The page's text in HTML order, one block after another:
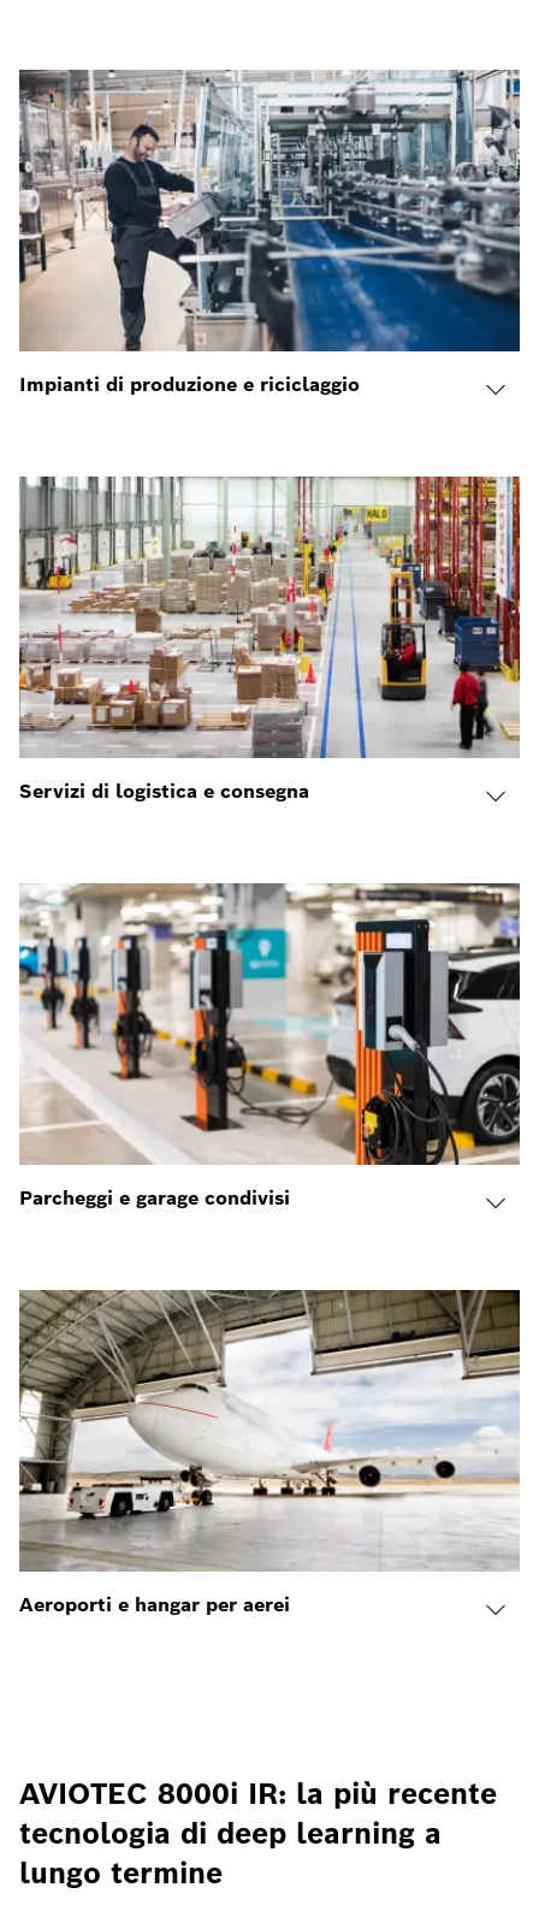
Impianti di produzione e riciclaggio
Servizi di logistica e consegna
Parcheggi e garage condivisi
Aeroporti e hangar per aerei
AVIOTEC 8000i IR: la più recente
tecnologia di deep learning a
lungo termine